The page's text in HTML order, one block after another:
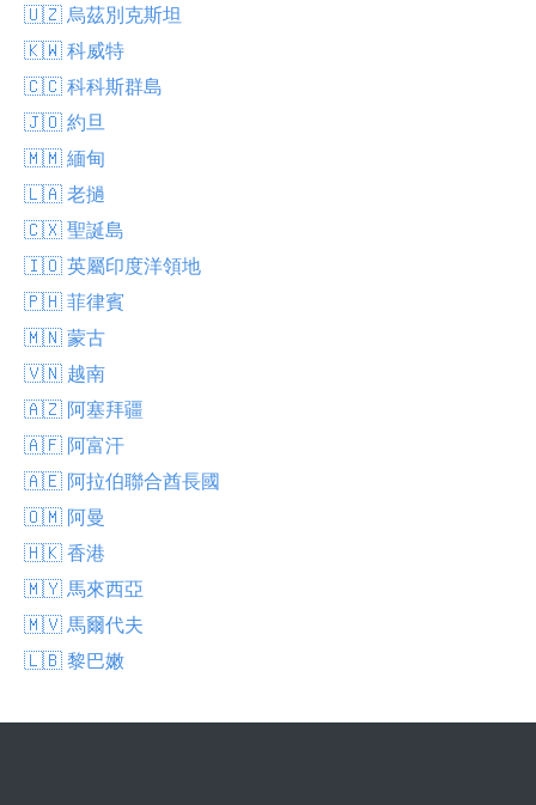
🇺🇿 烏茲別克斯坦
🇰🇼 科威特
🇨🇨 科科斯群島
🇯🇴 約旦
🇲🇲 緬甸
🇱🇦 老撾
🇨🇽 聖誕島
🇮🇴 英屬印度洋領地
🇵🇭 菲律賓
🇲🇳 蒙古
🇻🇳 越南
🇦🇿 阿塞拜疆
🇦🇫 阿富汗
🇦🇪 阿拉伯聯合酋長國
🇴🇲 阿曼
🇭🇰 香港
🇲🇾 馬來西亞
🇲🇻 馬爾代夫
🇱🇧 黎巴嫩